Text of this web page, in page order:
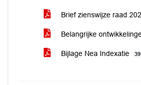
Brief zienswijze raad
Belangrijke
Bijlage Nea Indexatie